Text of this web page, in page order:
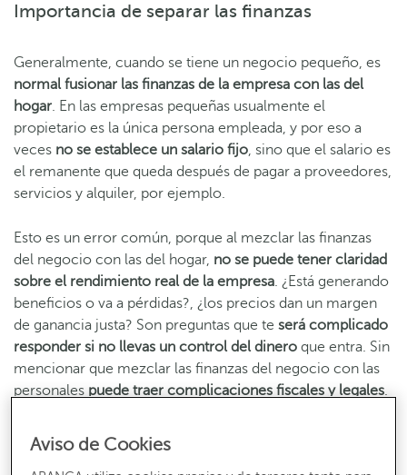
Importancia de separar las finanzas
Generalmente, cuando se tiene un negocio pequeño, es
normal fusionar las finanzas de la empresa con las del
hogar. En las empresas pequeñas usualmente el
propietario es la única persona empleada, y por eso a
veces no se establece un salario fijo, sino que el salario es
el remanente que queda después de pagar a proveedores,
servicios y alquiler, por ejemplo.
Esto es un error común, porque al mezclar las finanzas
del negocio con las del hogar, no se puede tener claridad
sobre el rendimiento real de la empresa. ¿Está generando
beneficios o va a pérdidas?, ¿los precios dan un margen
de ganancia justa? Son preguntas que te será complicado
responder si no llevas un control del dinero que entra. Sin
mencionar que mezclar las finanzas del negocio con las
personales puede traer complicaciones fiscales y legales.
Cómo organizar las finanzas de mi
emprendimiento
Aviso de Cookies